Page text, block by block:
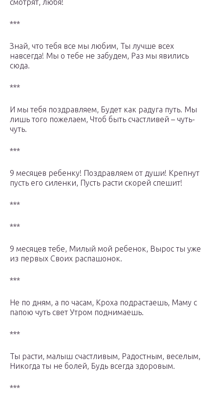
смотрят, любя!
***
Знай, что тебя все мы любим, Ты лучше всех
навсегда! Мы о тебе не забудем, Раз мы явились
сюда.
***
И мы тебя поздравляем, Будет как радуга путь. Мы
лишь того пожелаем, Чтоб быть счастливей – чуть-
чуть.
***
9 месяцев ребенку! Поздравляем от души! Крепнут
пусть его силенки, Пусть расти скорей спешит!
***
***
9 месяцев тебе, Милый мой ребенок, Вырос ты уже
из первых Своих распашонок.
***
Не по дням, а по часам, Кроха подрастаешь, Маму с
папою чуть свет Утром поднимаешь.
***
Ты расти, малыш счастливым, Радостным, веселым,
Никогда ты не болей, Будь всегда здоровым.
***